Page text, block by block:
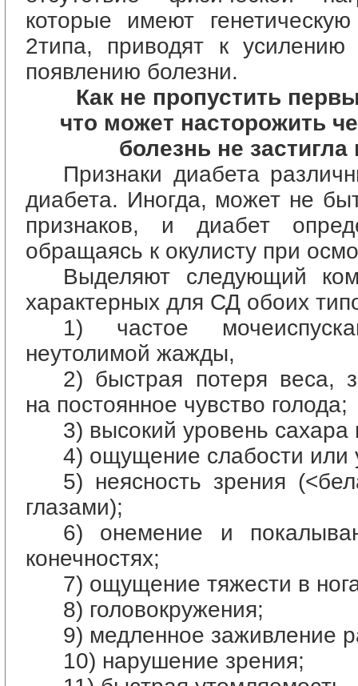
которые имеют
2типа, приводят к
появлению болезни.
Как не пропустить
что может насторожить
болезнь не застигла
Признаки диабета
диабета. Иногда, может не
признаков, и диабет
обращаясь к окулисту при
Выделяют следующий
характерных для СД обоих
1) частое
неутолимой жажды,
2) быстрая потеря веса,
на постоянное чувство голода;
3) высокий уровень сахара
4) ощущение слабости или
5) неясность зрения
глазами);
6) онемение и
конечностях;
7) ощущение тяжести в
8) головокружения;
9) медленное заживление
10) нарушение зрения;